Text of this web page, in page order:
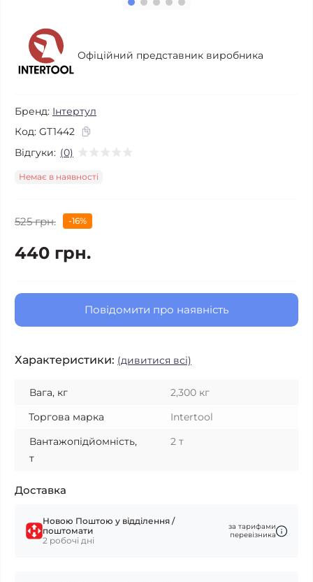
Офіційний представник виробника
Бренд: Інтертул
Код: GT1442
Відгуки: (0)
Немає в наявності
525 грн. -16%
440 грн.
Повідомити про наявність
Характеристики: (дивитися всі)
Вага, кг
2,300 кг
Торгова марка
Intertool
Вантажопідйомність,
т
2 т
Доставка
Новою Поштою у відділення /
поштомати
2 робочі дні
за тарифами
перевізника